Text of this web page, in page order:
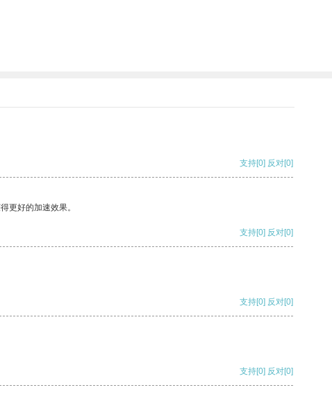
支持[0] 反对[0]
更好的加速效果。
支持[0] 反对[0]
支持[0] 反对[0]
支持[0] 反对[0]